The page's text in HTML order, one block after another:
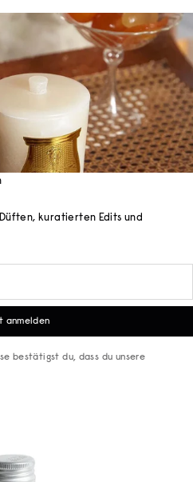
kuratierten Edits und
anmelden
bestätigst du, dass du unsere